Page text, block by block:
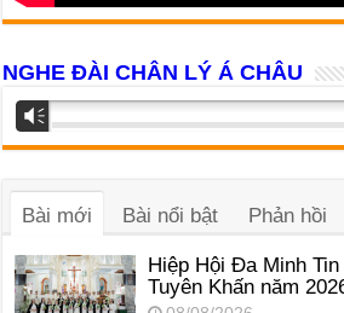
NGHE ĐÀI CHÂN LÝ Á CHÂU
Trình
phát
âm
Vm
Bài mới Bài nổi bật Phản hồi
Hiệp Hội Đa Minh
Tuyên Khấn năm